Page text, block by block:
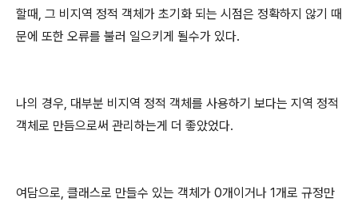
할때, 그 비지역 정적 객체가 초기화 되는 시점은 정확하지 않기 때
문에 또한 오류를 불러 일으키게 될수가 있다.
나의 경우, 대부분 비지역 정적 객체를 사용하기 보다는 지역 정적
객체로 만듬으로써 관리하는게 더 좋았었다.
여담으로, 클래스로 만들수 있는 객체가 0개이거나 1개로 규정만